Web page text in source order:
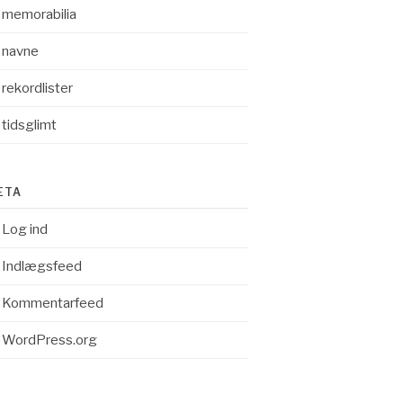
memorabilia
navne
rekordlister
tidsglimt
Log ind
Indlægsfeed
Kommentarfeed
WordPress.org